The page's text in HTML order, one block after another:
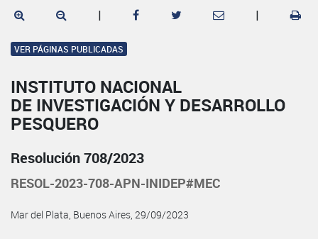
| |
VER PÁGINAS PUBLICADAS
INSTITUTO NACIONAL
DE INVESTIGACIÓN Y DESARROLLO
PESQUERO
Resolución 708/2023
RESOL-2023-708-APN-INIDEP#MEC
Mar del Plata, Buenos Aires, 29/09/2023